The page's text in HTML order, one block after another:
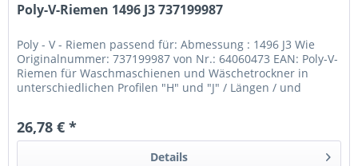
Poly-V-Riemen 1496 J3 737199987
Poly - V - Riemen passend für: Abmessung : 1496 J3 Wie
Originalnummer: 737199987 von Nr.: 64060473 EAN: Poly-V-
Riemen für Waschmaschienen und Wäschetrockner in
unterschiedlichen Profilen "H" und "J" / Längen / und
26,78 € *
Details